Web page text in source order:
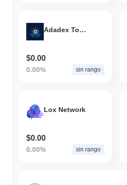
Adadex Tools
$0.00
0.00% sin rango
Lox Network
$0.00
0.00% sin rango